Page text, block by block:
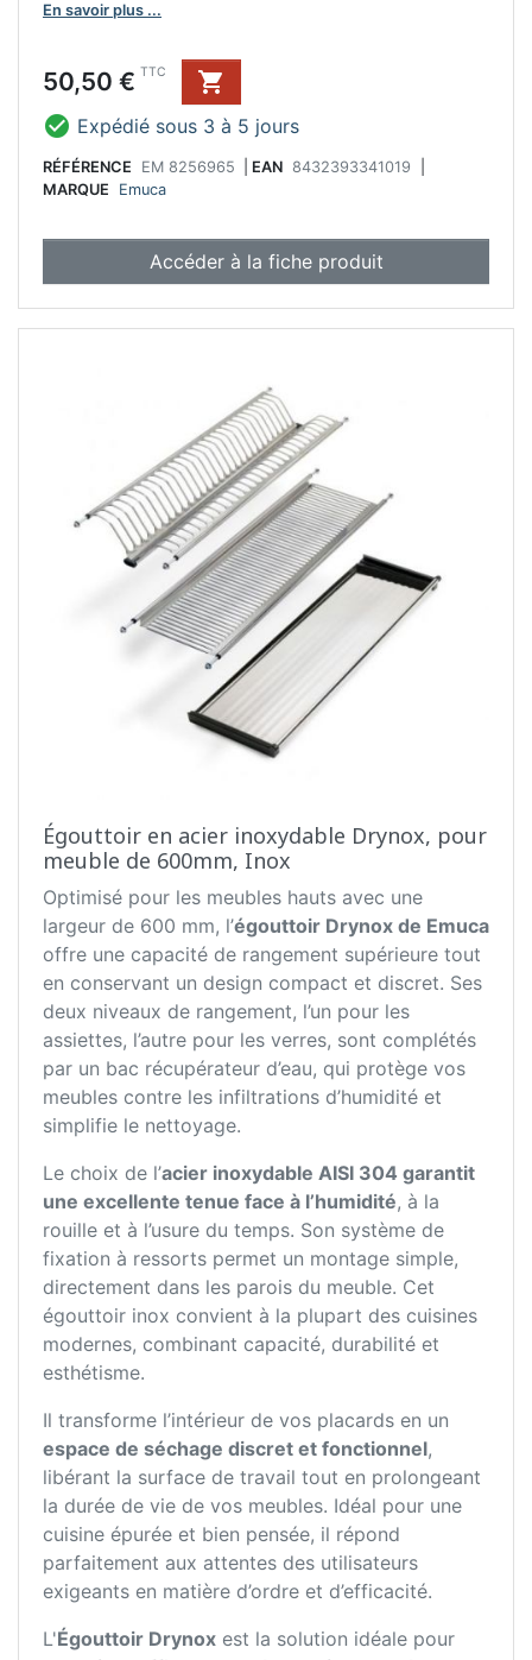
En savoir plus ...
Prix
50,50 € TTC

 Expédié sous 3 à 5 jours
RÉFÉRENCE EM 8256965 EAN 8432393341019
MARQUE
Emuca
Accéder à la fiche produit
Égouttoir en acier inoxydable Drynox, pour
meuble de 600mm, Inox
Optimisé pour les meubles hauts avec une
largeur de 600 mm, l’égouttoir Drynox de Emuca
offre une capacité de rangement supérieure tout
en conservant un design compact et discret. Ses
deux niveaux de rangement, l’un pour les
assiettes, l’autre pour les verres, sont complétés
par un bac récupérateur d’eau, qui protège vos
meubles contre les infiltrations d’humidité et
simplifie le nettoyage.
Le choix de l’acier inoxydable AISI 304 garantit
une excellente tenue face à l’humidité, à la
rouille et à l’usure du temps. Son système de
fixation à ressorts permet un montage simple,
directement dans les parois du meuble. Cet
égouttoir inox convient à la plupart des cuisines
modernes, combinant capacité, durabilité et
esthétisme.
Il transforme l’intérieur de vos placards en un
espace de séchage discret et fonctionnel,
libérant la surface de travail tout en prolongeant
la durée de vie de vos meubles. Idéal pour une
cuisine épurée et bien pensée, il répond
parfaitement aux attentes des utilisateurs
exigeants en matière d’ordre et d’efficacité.
L'Égouttoir Drynox est la solution idéale pour